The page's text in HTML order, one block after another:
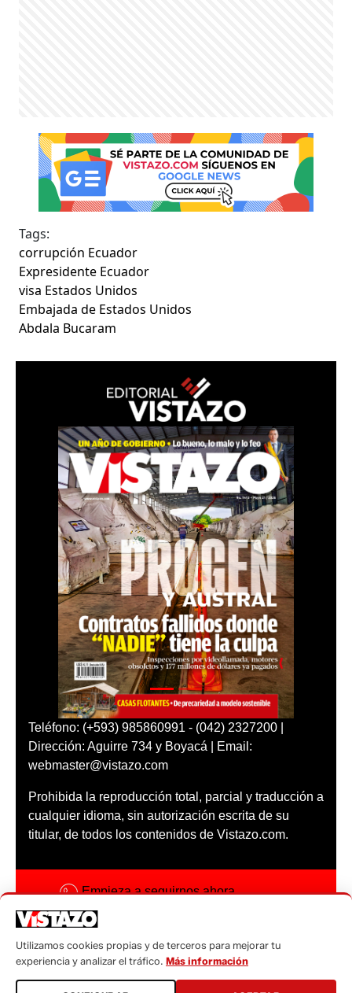
Tags:
corrupción Ecuador
Expresidente Ecuador
visa Estados Unidos
Embajada de Estados Unidos
Abdala Bucaram
Teléfono: (+593) 985860991 - (042) 2327200 |
Dirección: Aguirre 734 y Boyacá | Email:
webmaster@vistazo.com
Prohibida la reproducción total, parcial y traducción a
cualquier idioma, sin autorización escrita de su
titular, de todos los contenidos de Vistazo.com.
Empieza a seguirnos ahora
Código ética
Sugerencias a:
Utilizamos cookies propias y de terceros para mejorar tu
experiencia y analizar el tráfico. Más información